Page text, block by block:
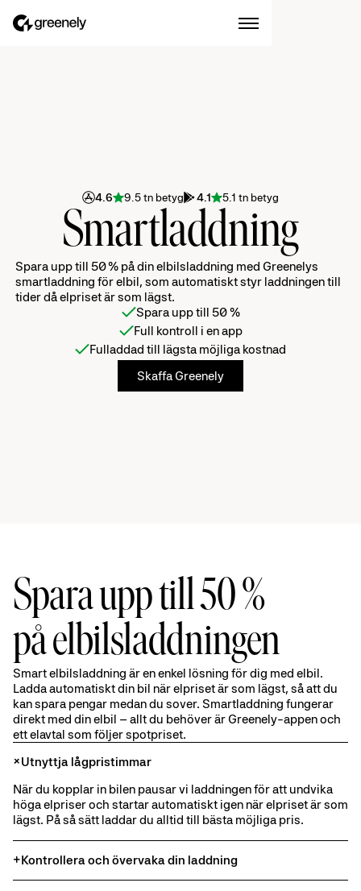
4.6 9.5 tn betyg 4.1 5.1 tn betyg
Smartladdning
Spara upp till 50 % på din elbilsladdning med Greenelys
smartladdning för elbil, som automatiskt styr laddningen till
tider då elpriset är som lägst.
Spara upp till 50 %
Full kontroll i en app
Fulladdad till lägsta möjliga kostnad
Skaffa Greenely
Spara upp till 50 %
på elbilsladdningen
Smart elbilsladdning är en enkel lösning för dig med elbil.
Ladda automatiskt din bil när elpriset är som lägst, så att du
kan spara pengar medan du sover. Smartladdning fungerar
direkt med din elbil – allt du behöver är Greenely-appen och
ett elavtal som följer spotpriset.
Utnyttja lågpristimmar
När du kopplar in bilen pausar vi laddningen för att undvika
höga elpriser och startar automatiskt igen när elpriset är som
lägst. På så sätt laddar du alltid till bästa möjliga pris.
Kontrollera och övervaka din laddning